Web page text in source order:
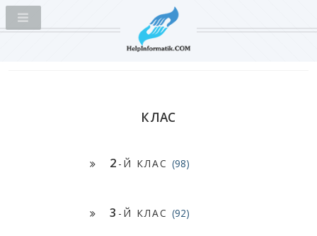
КЛАС
2 -Й КЛАС (98)
3 -Й КЛАС (92)